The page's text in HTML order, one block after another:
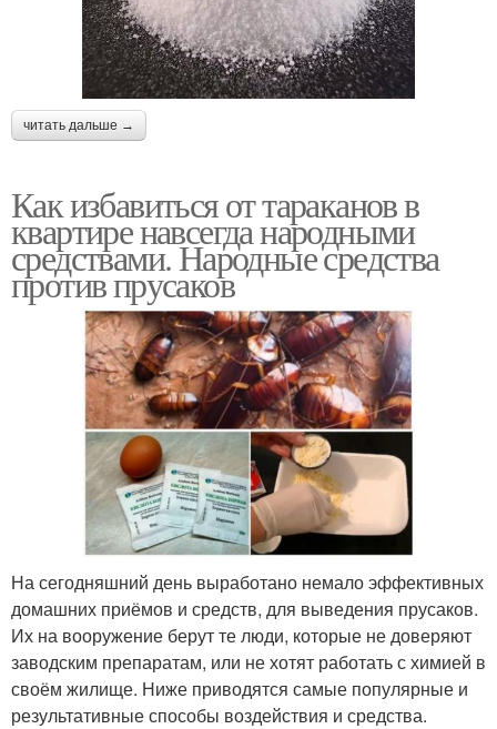
читать дальше →
Как избавиться от тараканов в
квартире навсегда народными
средствами. Народные средства
против прусаков
На сегодняшний день выработано немало эффективных
домашних приёмов и средств, для выведения прусаков.
Их на вооружение берут те люди, которые не доверяют
заводским препаратам, или не хотят работать с химией в
своём жилище. Ниже приводятся самые популярные и
результативные способы воздействия и средства.